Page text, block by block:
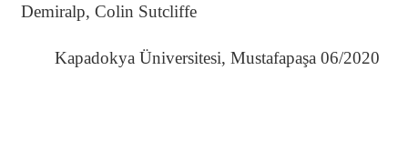
Demiralp, Colin Sutcliffe
Kapadokya Üniversitesi, Mustafapaşa 06/2020